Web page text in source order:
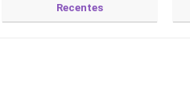
Recentes